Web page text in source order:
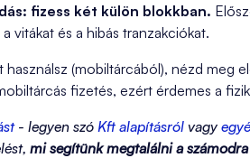
fizess két külön blokkban.
vitákat és a hibás tranzakciókat.
használsz (mobiltárcából), nézd
fizetés, ezért érdemes a
- legyen szó Kft alapításról vagy
mi segítünk megtalálni a